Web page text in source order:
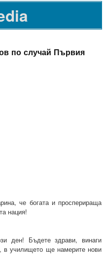
по случай Първия
че богата и просперираща
нация!
ден! Бъдете здрави, винаги
в училището ще намерите нови